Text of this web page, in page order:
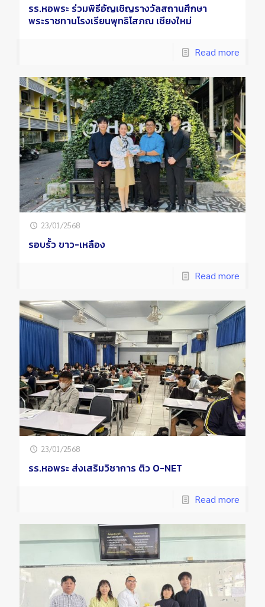
รร.หอพระ ร่วมพิธีอัญเชิญรางวัลสถานศึกษา
พระราชทานโรงเรียนพุทธิโสภณ เชียงใหม่
Read more
23/01/2568
รอบรั้ว ขาว-เหลือง
Read more
23/01/2568
รร.หอพระ ส่งเสริมวิชาการ ติว O-NET
Read more